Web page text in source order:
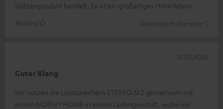
Spitzenprodukt handelt. Es ist ein großartiges Hörerlebnis.
Richard O.
(automatisch übersetzt *)
Guter Klang
Wir nutzen die Lautsprechern STEREO M 2 gemeinsam mit
einem MOTIV® HOME in einem Ladengeschäft, wobei wir
13.03.2026